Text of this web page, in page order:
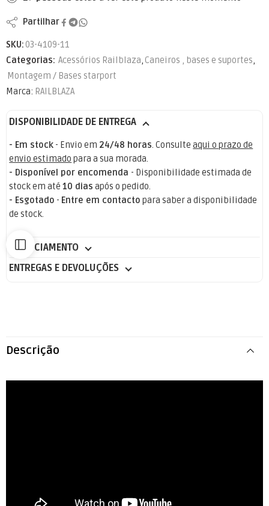
Partilhar
SKU: 03-4109-11
Categorias: Acessórios Railblaza, Caneiros , bases e suportes,
Montagem / Bases starport
Marca: RAILBLAZA
DISPONIBILIDADE DE ENTREGA
- Em stock - Envio em 24/48 horas. Consulteaqui o prazo de
envio estimado para a sua morada.
- Disponível por encomenda - Disponibilidade estimada de
stock em até10 dias após o pedido.
- Esgotado - Entre em contacto para saber a disponibilidade
de stock.
FINANCIAMENTO
ENTREGAS E DEVOLUÇÕES
Descrição